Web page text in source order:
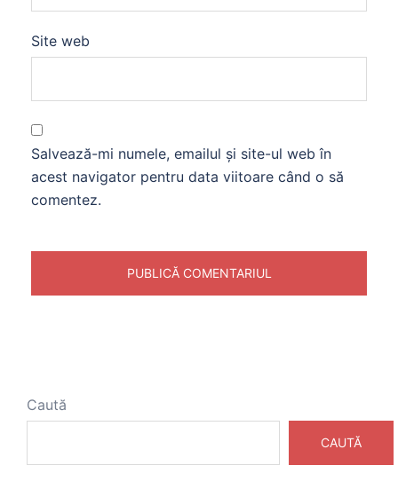
Site web
Salvează-mi numele, emailul și site-ul web în
acest navigator pentru data viitoare când o să
comentez.
Caută
CAUTĂ